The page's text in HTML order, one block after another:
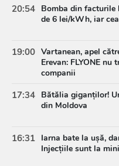
20:54 Bomba din facturile
de 6 lei/kWh, iar
19:00 Vartanean, apel
Erevan: FLYONE
companii
17:34 Bătălia giganților!
din Moldova
16:31 Iarna bate la ușă,
Injecțiile sunt la